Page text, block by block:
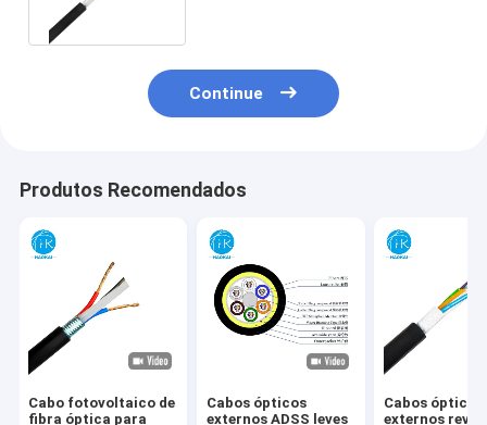
Continue
Produtos Recomendados
Cabo fotovoltaico de
fibra óptica para
Cabos ópticos
externos ADSS leves
Cabos ópticos
externos